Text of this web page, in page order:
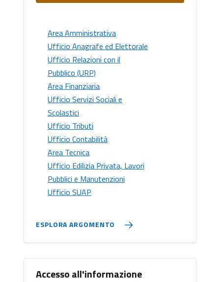
Area Amministrativa
Ufficio Anagrafe ed Elettorale
Ufficio Relazioni con il
Pubblico (URP)
Area Finanziaria
Ufficio Servizi Sociali e
Scolastici
Ufficio Tributi
Ufficio Contabilità
Area Tecnica
Ufficio Edilizia Privata, Lavori
Pubblici e Manutenzioni
Ufficio SUAP
ESPLORA ARGOMENTO
Accesso all'informazione